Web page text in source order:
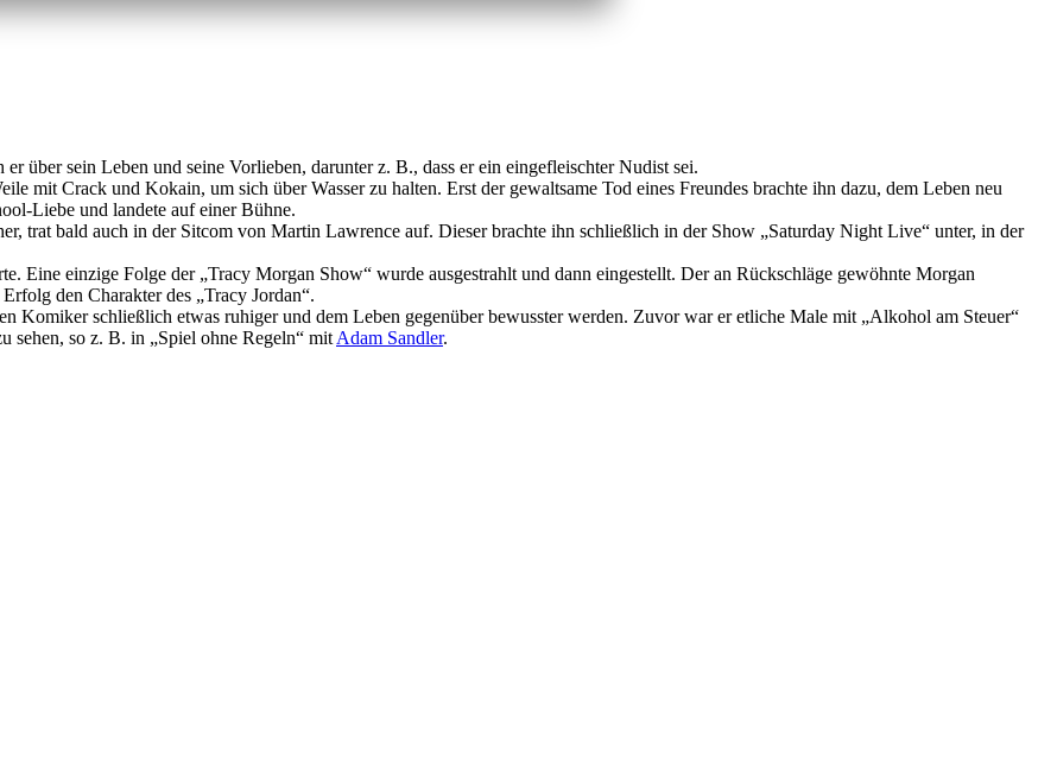
über sein Leben und seine Vorlieben, darunter z. B., dass er ein eingefleischter Nudist sei.
mit Crack und Kokain, um sich über Wasser zu halten. Erst der gewaltsame Tod eines Freundes brachte ihn dazu, dem Leben neu
Liebe und landete auf einer Bühne.
trat bald auch in der Sitcom von Martin Lawrence auf. Dieser brachte ihn schließlich in der Show „Saturday Night Live“ unter, in der
Eine einzige Folge der „Tracy Morgan Show“ wurde ausgestrahlt und dann eingestellt. Der an Rückschläge gewöhnte Morgan
den Charakter des „Tracy Jordan“.
Komiker schließlich etwas ruhiger und dem Leben gegenüber bewusster werden. Zuvor war er etliche Male mit „Alkohol am Steuer“
sehen, so z. B. in „Spiel ohne Regeln“ mit Adam Sandler.